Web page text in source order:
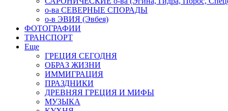
о-ва СЕВЕРНЫЕ СПОРАДЫ
о-в ЭВИЯ (Эвбея)
ФОТОГРАФИИ
ТРАНСПОРТ
Еще
ГРЕЦИЯ СЕГОДНЯ
ОБРАЗ ЖИЗНИ
ИММИГРАЦИЯ
ПРАЗДНИКИ
ДРЕВНЯЯ ГРЕЦИЯ И МИФЫ
МУЗЫКА